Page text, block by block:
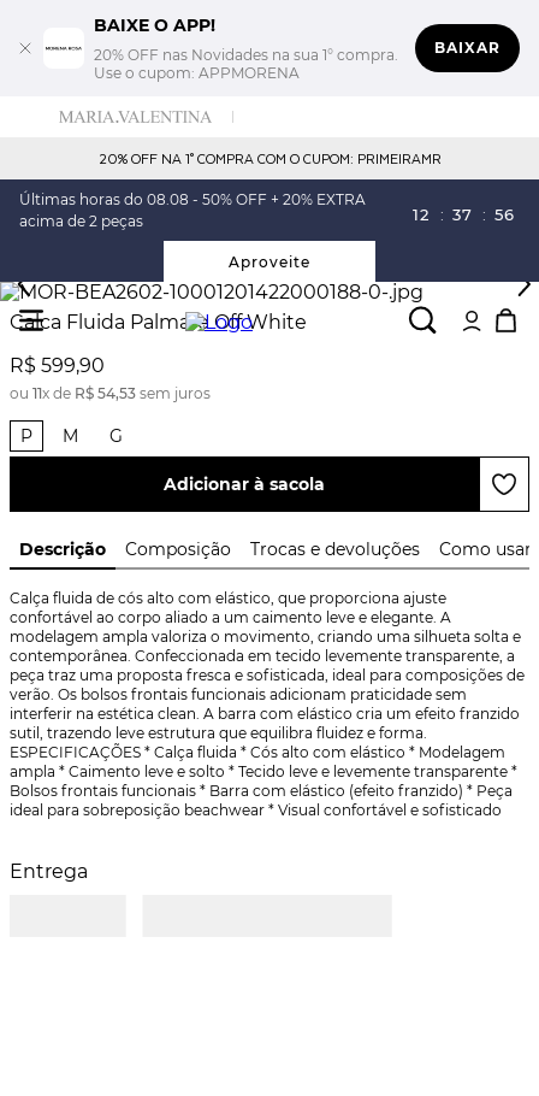
BAIXE O APP!
20% OFF nas Novidades na sua 1° compra.
Use o cupom: APPMORENA
BAIXAR
20% OFF NA 1° COMPRA COM O CUPOM: PRIMEIRAMR
Últimas horas do 08.08 - 50% OFF + 20% EXTRA
acima de 2 peças
12 : 37 : 55
Aproveite
Calca Fluida Palmare Off White
R$ 599,90
ou 11x de R$ 54,53 sem juros
P M G
Adicionar à sacola
Descrição Composição Trocas e devoluções Como usar
Calça fluida de cós alto com elástico, que proporciona ajuste
confortável ao corpo aliado a um caimento leve e elegante. A
modelagem ampla valoriza o movimento, criando uma silhueta solta e
contemporânea. Confeccionada em tecido levemente transparente, a
peça traz uma proposta fresca e sofisticada, ideal para composições de
verão. Os bolsos frontais funcionais adicionam praticidade sem
interferir na estética clean. A barra com elástico cria um efeito franzido
sutil, trazendo leve estrutura que equilibra fluidez e forma.
ESPECIFICAÇÕES * Calça fluida * Cós alto com elástico * Modelagem
ampla * Caimento leve e solto * Tecido leve e levemente transparente *
Bolsos frontais funcionais * Barra com elástico (efeito franzido) * Peça
ideal para sobreposição beachwear * Visual confortável e sofisticado
Entrega